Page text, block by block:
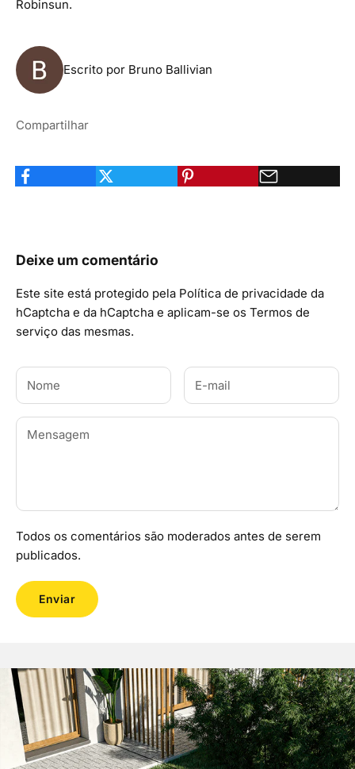
Robinsun.
Escrito por Bruno Ballivian
Compartilhar
Deixe um comentário
Este site está protegido pela Política de privacidade da
hCaptcha e da hCaptcha e aplicam-se os Termos de
serviço das mesmas.
Todos os comentários são moderados antes de serem
publicados.
Enviar